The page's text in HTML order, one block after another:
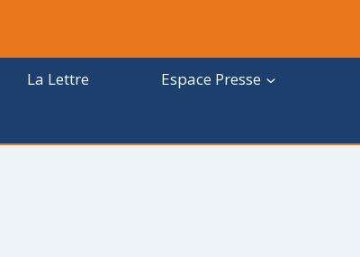
La Lettre Espace Presse